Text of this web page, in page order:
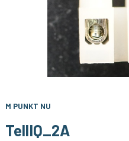
M PUNKT NU
TellIQ_2A